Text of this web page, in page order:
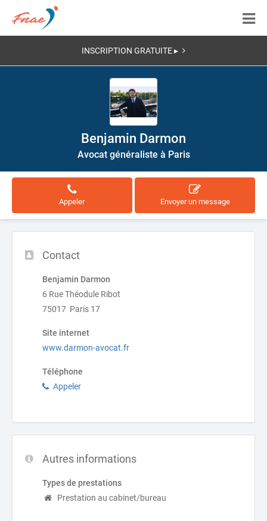
INSCRIPTION GRATUITE ▸
Benjamin Darmon
Avocat généraliste à Paris
Appeler Envoyer un message
Contact
Benjamin Darmon
6 Rue Théodule Ribot
75017 Paris 17
Site internet
www.darmon-avocat.fr
Téléphone
Appeler
Autres informations
Types de prestations
Prestation au cabinet/bureau